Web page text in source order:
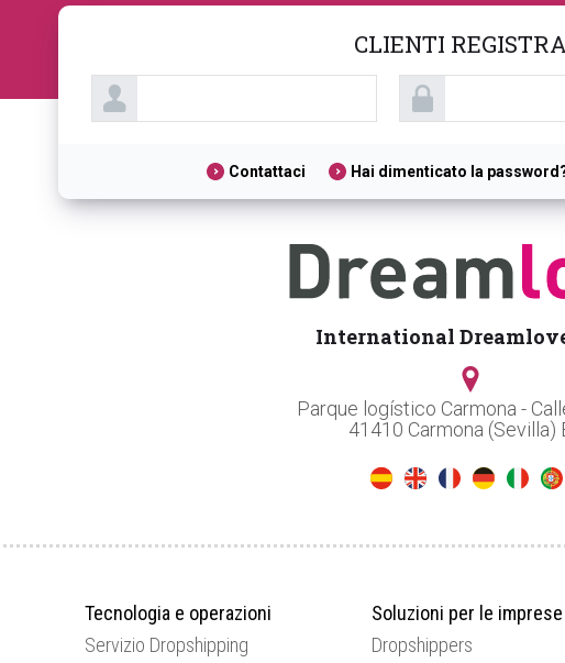
CLIENTI
Contattaci Hai dimenticato la
International
Parque logístico Carmona -
41410 Carmona (Sevilla)
Tecnologia e operazioni
Servizio Dropshipping
Soluzioni per le imprese
Dropshippers